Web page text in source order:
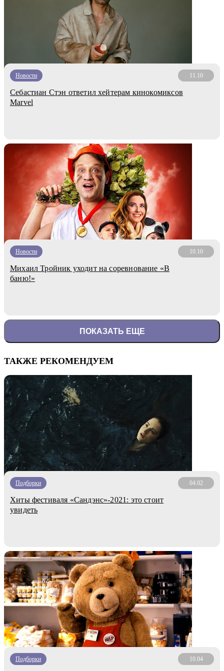
Новости 11.10
Себастиан Стэн ответил хейтерам кинокомиксов
Marvel
Новости 10.10
Михаил Тройник уходит на соревнование «В
баню!»
ПОКАЗАТЬ ЕЩЕ
ТАКЖЕ РЕКОМЕНДУЕМ
Подборки 04.02
Хиты фестиваля «Сандэнс»-2021: это стоит
увидеть
Подборки 10.04